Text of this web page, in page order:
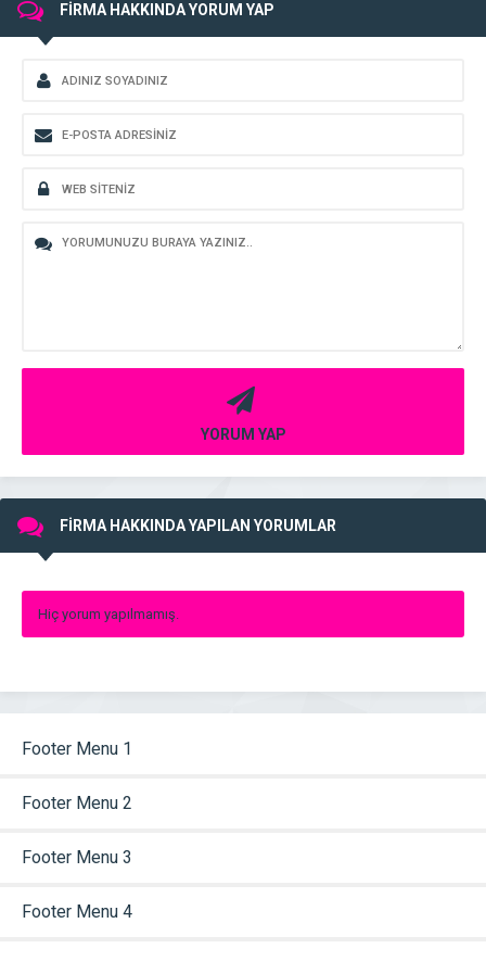
FİRMA HAKKINDA YORUM YAP
YORUM YAP
FİRMA HAKKINDA YAPILAN YORUMLAR
Hiç yorum yapılmamış.
Footer Menu 1
Footer Menu 2
Footer Menu 3
Footer Menu 4